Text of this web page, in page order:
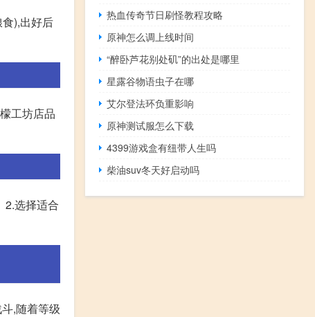
),出好后
工坊店品
2.选择适合
,随着等级
热血传奇节日刷怪教程攻略
原神怎么调上线时间
“醉卧芦花别处矶”的出处是哪里
星露谷物语虫子在哪
艾尔登法环负重影响
原神测试服怎么下载
4399游戏盒有纽带人生吗
柴油suv冬天好启动吗